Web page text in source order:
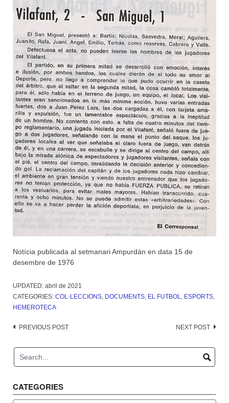
Notícia publicada al setmanari Ampurdán en data 15 de
desembre de 1976
UPDATED: abril de 2021
CATEGORIES: COL·LECCIONS, DOCUMENTS, EL FUTBOL, ESPORTS,
HEMEROTECA
Post
PREVIOUS POST NEXT POST
CATEGORIES